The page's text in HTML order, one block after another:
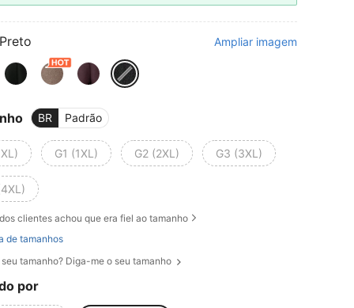
Preto Ampliar imagem
BR Padrão
G1 (1XL) G2 (2XL) G3 (3XL)
dos clientes achou que era fiel ao tamanho
de tamanhos
tamanho? Diga-me o seu tamanho
por